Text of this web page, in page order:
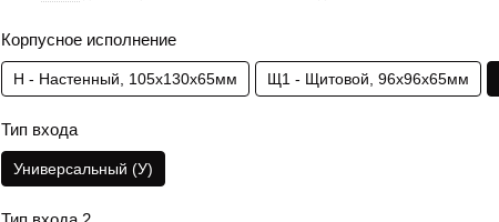
Корпусное исполнение
Н - Настенный, 105х130х65мм Щ1 - Щитовой, 96х96х65мм
Тип входа
Универсальный (У)